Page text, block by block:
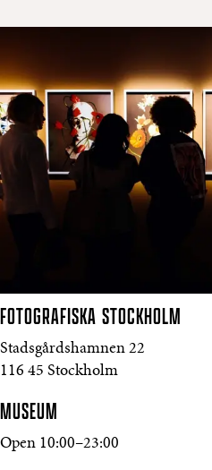
FOTOGRAFISKA STOCKHOLM
Stadsgårdshamnen 22
116 45 Stockholm
MUSEUM
Open 10:00–23:00